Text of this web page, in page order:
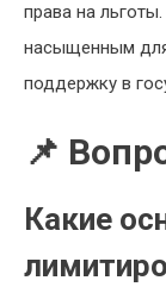
права на
насыщенным для
поддержку в
📌
Какие